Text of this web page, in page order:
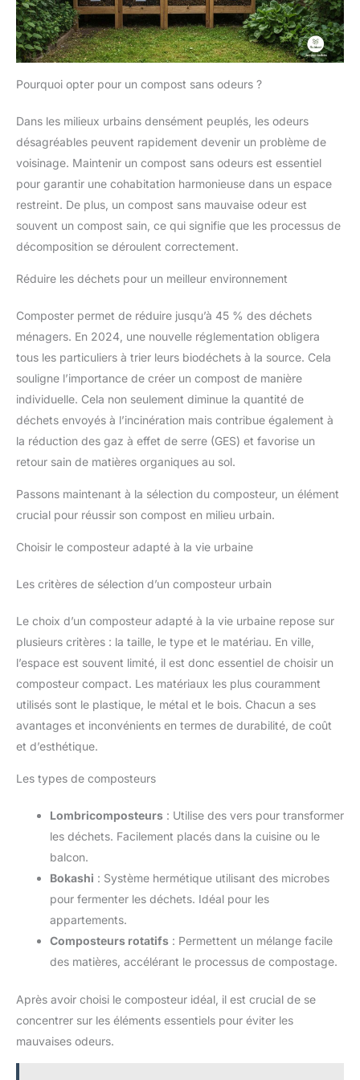
Pourquoi opter pour un compost sans odeurs ?
Dans les milieux urbains densément peuplés, les odeurs
désagréables peuvent rapidement devenir un problème de
voisinage. Maintenir un compost sans odeurs est essentiel
pour garantir une cohabitation harmonieuse dans un espace
restreint. De plus, un compost sans mauvaise odeur est
souvent un compost sain, ce qui signifie que les processus de
décomposition se déroulent correctement.
Réduire les déchets pour un meilleur environnement
Composter permet de réduire jusqu’à 45 % des déchets
ménagers. En 2024, une nouvelle réglementation obligera
tous les particuliers à trier leurs biodéchets à la source. Cela
souligne l’importance de créer un compost de manière
individuelle. Cela non seulement diminue la quantité de
déchets envoyés à l’incinération mais contribue également à
la réduction des gaz à effet de serre (GES) et favorise un
retour sain de matières organiques au sol.
Passons maintenant à la sélection du composteur, un élément
crucial pour réussir son compost en milieu urbain.
Choisir le composteur adapté à la vie urbaine
Les critères de sélection d’un composteur urbain
Le choix d’un composteur adapté à la vie urbaine repose sur
plusieurs critères : la taille, le type et le matériau. En ville,
l’espace est souvent limité, il est donc essentiel de choisir un
composteur compact. Les matériaux les plus couramment
utilisés sont le plastique, le métal et le bois. Chacun a ses
avantages et inconvénients en termes de durabilité, de coût
et d’esthétique.
Les types de composteurs
Lombricomposteurs : Utilise des vers pour transformer
les déchets. Facilement placés dans la cuisine ou le
balcon.
Bokashi : Système hermétique utilisant des microbes
pour fermenter les déchets. Idéal pour les
appartements.
Composteurs rotatifs : Permettent un mélange facile
des matières, accélérant le processus de compostage.
Après avoir choisi le composteur idéal, il est crucial de se
concentrer sur les éléments essentiels pour éviter les
mauvaises odeurs.